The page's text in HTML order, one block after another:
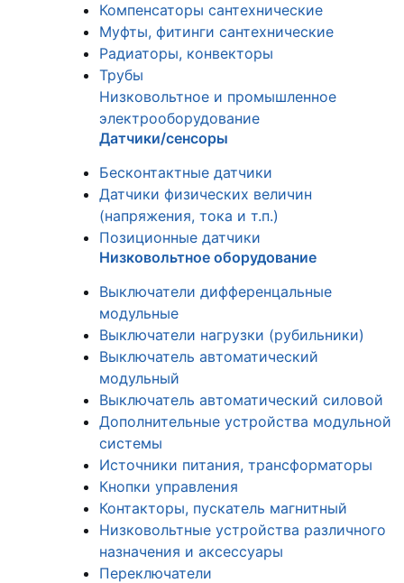
Компенсаторы сантехнические
Муфты, фитинги сантехнические
Радиаторы, конвекторы
Трубы
Низковольтное и промышленное
электрооборудование
Датчики/сенсоры
Бесконтактные датчики
Датчики физических величин
(напряжения, тока и т.п.)
Позиционные датчики
Низковольтное оборудование
Выключатели дифференцальные
модульные
Выключатели нагрузки (рубильники)
Выключатель автоматический
модульный
Выключатель автоматический силовой
Дополнительные устройства модульной
системы
Источники питания, трансформаторы
Кнопки управления
Контакторы, пускатель магнитный
Низковольтные устройства различного
назначения и аксессуары
Переключатели